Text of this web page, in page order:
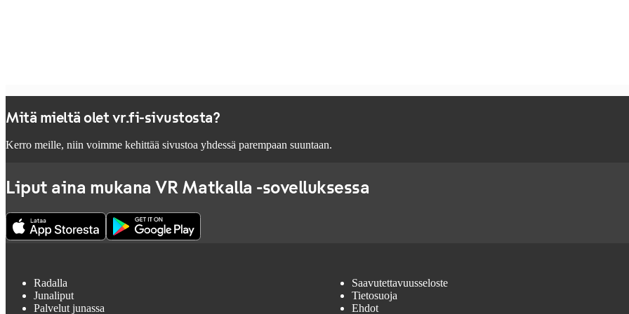
Mitä mieltä olet vr.fi-sivustosta?
Kerro meille, niin voimme kehittää sivustoa yhdessä parempaan suuntaan.
Liput aina mukana VR Matkalla -sovelluksessa
Radalla
Junaliput
Palvelut junassa
Saavutettavuusseloste
Tietosuoja
Ehdot